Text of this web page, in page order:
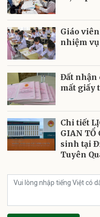
Giáo
nhiệm vụ
Đất nhận
mất giấy
Chi tiết
GIAN TỔ
sinh tại
Tuyên